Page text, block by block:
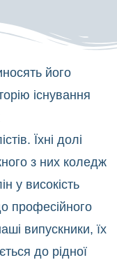
його
існування
Їхні долі
з них коледж
у високість
професійного
випускники, їх
до рідної